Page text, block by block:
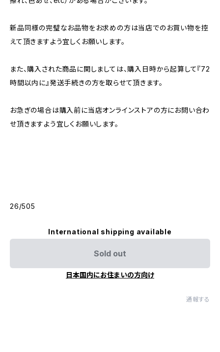
新品同様の完璧なお品物をお求めの方は当店でのお買い物を控
えて頂きますよう宜しくお願いします。
また、購入された商品に関しましては、購入日時から起算して『72
時間以内に』発送手続きの方を取らせて頂きます。
お急ぎの場合は購入前に当店オンラインストアの方にお問い合わ
せ頂きますよう宜しくお願いします。
26/505
International shipping available
Sold out
日本国内にお住まいの方向け
通報する